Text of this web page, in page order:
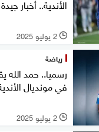
الأندية.. أخبار
l 2 يوليو 2025
رياضة
رسميا.. حمد الله
في مونديال
l 2 يوليو 2025